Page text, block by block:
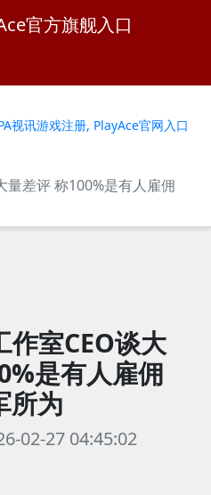
官方旗舰入口
视讯游戏注册, PlayAce官网入口
量差评 称100%是有人雇佣
作室CEO谈大
是有人雇佣
所为
02-27 04:45:02